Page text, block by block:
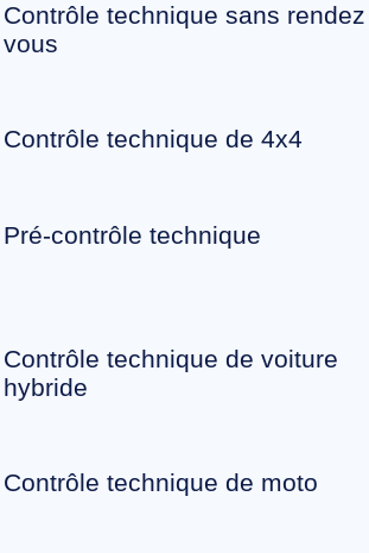
Contrôle technique sans rendez
vous
Contrôle technique de 4x4
Pré-contrôle technique
Contrôle technique de voiture
hybride
Contrôle technique de moto